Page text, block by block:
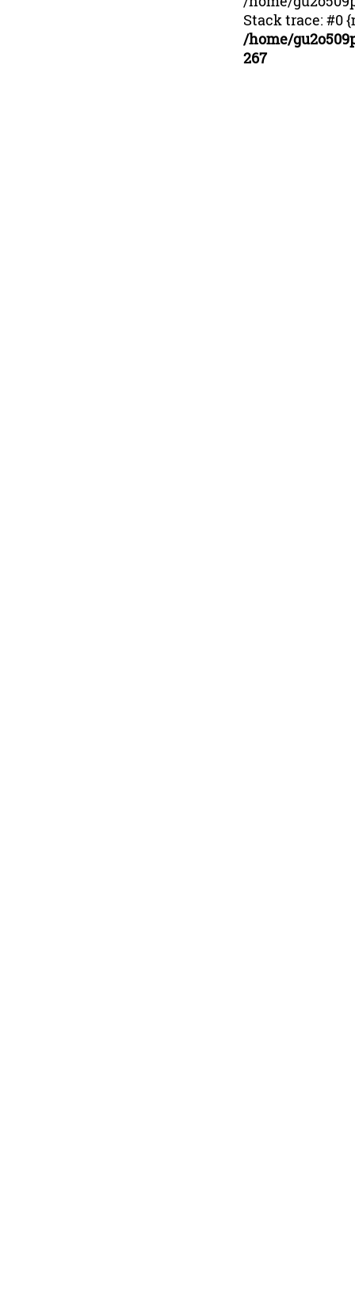
Stack trace: #0
/home/
267